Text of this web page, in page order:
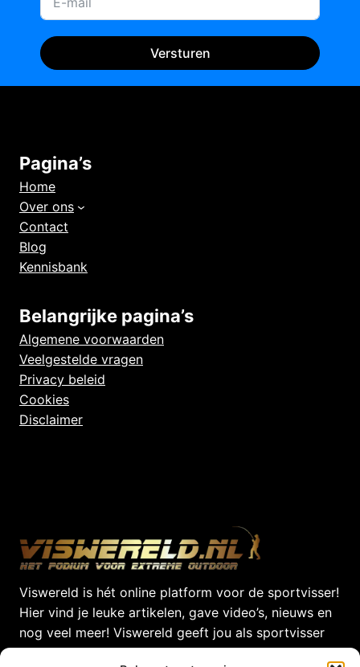
Versturen
Pagina’s
Home
Over ons
Contact
Blog
Kennisbank
Belangrijke pagina’s
Algemene voorwaarden
Veelgestelde vragen
Privacy beleid
Cookies
Disclaimer
Viswereld is hét online platform voor de sportvisser!
Hier vind je leuke artikelen, gave video’s, nieuws en
nog veel meer! Viswereld geeft jou als sportvisser
dagelijks het laatste nieuws uit de Viswereld!